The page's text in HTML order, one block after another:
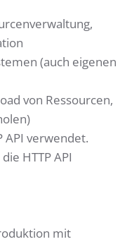
(auch eigenen
von Ressourcen,
API verwendet.
HTTP API
mit